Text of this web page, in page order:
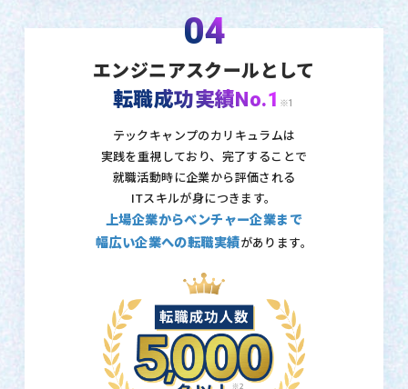
04
エンジニアスクールとして
転職成功実績No.1 ※1
テックキャンプのカリキュラムは
実践を重視しており、 完了することで
就職活動時に企業から評価される
ITスキルが身につきます。
上場企業からベンチャー企業まで
幅広い企業への転職実績があります。